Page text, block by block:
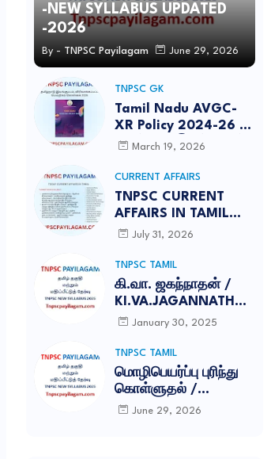
-NEW SYLLABUS UPDATED
-2026
By - TNPSC Payilagam June 29, 2026
TNPSC GK
Tamil Nadu AVGC-
XR Policy 2024-26 /
தமிழ்நாடு இயங்குபடம்,
மெய்நிகர் கொள்கை
2026
March 19, 2026
CURRENT AFFAIRS
TNPSC CURRENT
AFFAIRS IN TAMIL
JULY 2026-PDF
July 31, 2026
TNPSC TAMIL
கி.வா. ஜகந்நாதன் /
KI.VA.JAGANNATHAN
TNPSC NOTES
January 30, 2025
TNPSC TAMIL
மொழிபெயர்ப்பு புரிந்து
கொள்ளுதல் /
MOZHIPEYARPPU
June 29, 2026